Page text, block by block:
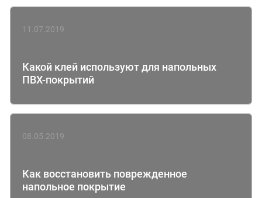
11.07.2019
Какой клей используют для напольных
ПВХ-покрытий
08.05.2019
Как восстановить поврежденное
напольное покрытие